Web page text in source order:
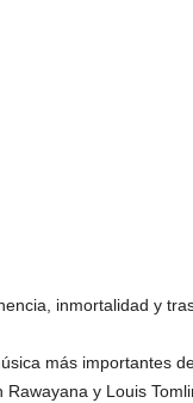
inmortalidad y
más importantes
y Louis